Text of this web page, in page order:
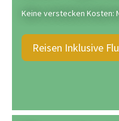
Keine verstecken Kosten:
Reisen Inklusive